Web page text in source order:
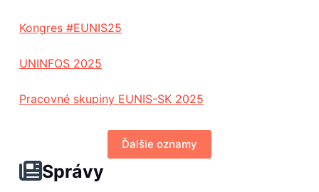
Kongres #EUNIS25
UNINFOS 2025
Pracovné skupiny EUNIS-SK 2025
Ďalšie oznamy
Správy